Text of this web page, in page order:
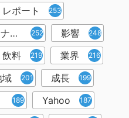
レポート 253
新型コロナウイルス 252 影響 248
飲料 219 業界 216
域 201 成長 199
189 Yahoo 187